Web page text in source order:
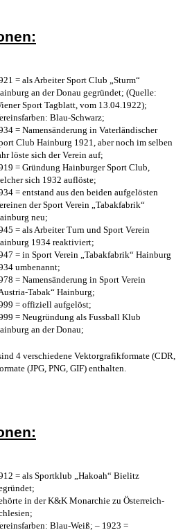
= als Arbeiter Sport Club „Sturm“
an der Donau gegründet; (Quelle:
Sport Tagblatt, vom 13.04.1922);
Blau-Schwarz;
= Namensänderung in Vaterländischer
Club Hainburg 1921, aber noch im selben
löste sich der Verein auf;
= Gründung Hainburger Sport Club,
sich 1932 auflöste;
= entstand aus den beiden aufgelösten
der Sport Verein „Tabakfabrik“
neu;
= als Arbeiter Turn und Sport Verein
1934 reaktiviert;
= in Sport Verein „Tabakfabrik“ Hainburg
umbenannt;
= Namensänderung in Sport Verein
Tabak“ Hainburg;
= offiziell aufgelöst;
= Neugründung als Fussball Klub
an der Donau;
4 verschiedene Vektorgrafikformate (CDR,
(JPG, PNG, GIF) enthalten.
= als Sportklub „Hakoah“ Bielitz
in der K&K Monarchie zu Österreich-
Blau-Weiß; – 1923 =